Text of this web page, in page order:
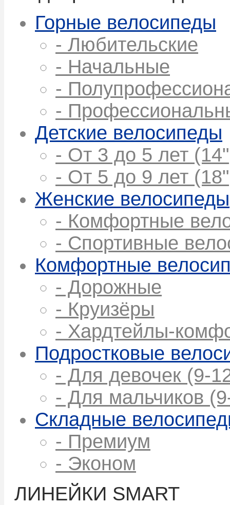
Горные велосипеды
- Любительские
- Начальные
-
-
Детские велосипеды
- От 3 до 5 лет
- От 5 до 9 лет
Женские велосипеды
- Комфортные
- Спортивные
Комфортные
- Дорожные
- Круизёры
- Хардтейлы-
Подростковые
- Для девочек (9-
- Для мальчиков
Складные
- Премиум
- Эконом
ЛИНЕЙКИ SMART